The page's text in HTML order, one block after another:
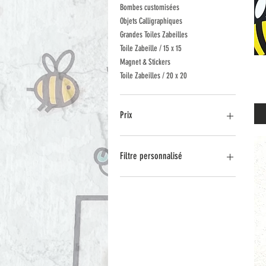
Bombes customisées
Objets Calligraphiques
Grandes Toiles Zabeilles
Toile Zabeille / 15 x 15
Magnet & Stickers
Toile Zabeilles / 20 x 20
Prix
3 €
Filtre personnalisé
Toile Zabeilles / 30 x 30